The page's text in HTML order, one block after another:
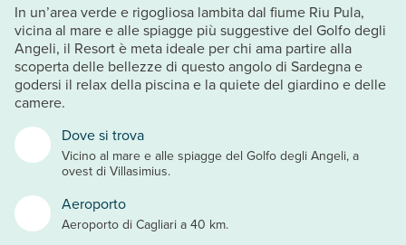
Dove si trova
Vicino al mare e alle spiagge del Golfo degli Angeli, a
ovest di Villasimius.
Aeroporto
Aeroporto di Cagliari a 40 km.
In un’area verde e rigogliosa lambita dal fiume Riu Pula,
vicina al mare e alle spiagge più suggestive del Golfo degli
Angeli, il Resort è meta ideale per chi ama partire alla
scoperta delle bellezze di questo angolo di Sardegna e
godersi il relax della piscina e la quiete del giardino e delle
camere.